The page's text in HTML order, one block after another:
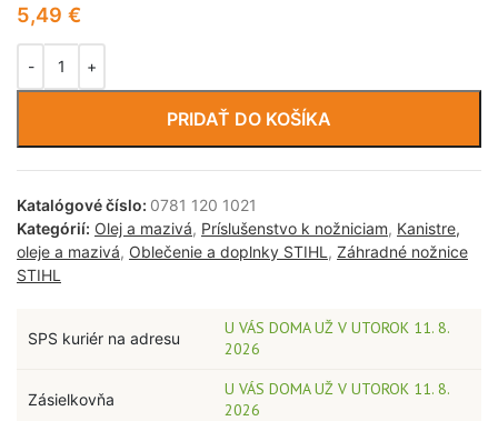
5,49 €
PRIDAŤ DO KOŠÍKA
Katalógové číslo: 0781 120 1021
Kategórií: Olej a mazivá, Príslušenstvo k nožniciam, Kanistre,
oleje a mazivá, Oblečenie a doplnky STIHL , Záhradné nožnice
STIHL
SPS kuriér na adresu
U VÁS DOMA UŽ V UTOROK 11. 8.
2026
Zásielkovňa
U VÁS DOMA UŽ V UTOROK 11. 8.
2026